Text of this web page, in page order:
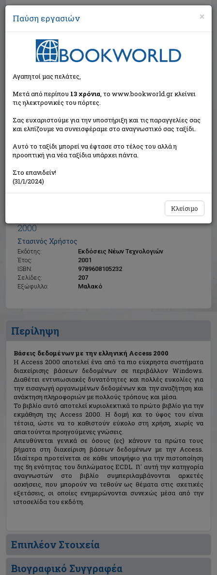
Αναζήτηση
Βάσεις δεδομένων με την ελληνική Access
2000
Στασινός Χρήστος
Εκδότης:
Εκδόσεις Νέων Τεχνολογιών
Έτος:
2001
ISBN:
9789608105232
Σελίδες:
207
Εξώφυλλο:
Μαλακό
Η τιμή μας:
Δεν υπάρχει δυνατότητα παραγγελίας
Περίληψη
Βάσεις δεδομένων με την ελληνική Access 2000
H Access 2000 αποτελεί ένα από τα πιο εύχρηστα συστήματα
διαχείρισης βάσεων δεδομένων σε περιβάλλον Windows.
Διαθέτει εντυπωσιακές δυνατότητες και πολλές ευκολίες για
την εισαγωγή οργανωμένων δεδομένων και την αναζήτηση και
ανάκτηση πληροφοριών με πολλούς τρόπους και μέσα.
Το βιβλίο αυτό αποτελεί κυριολεκτικά το πρώτο βιβλίο για την
εκμάθηση της Access 2000. Η δομή και το ύφος του είναι
τέτοια, ώστε να το καθιστούν εύκολο στη χρήση, χωρίς να
απαιτούνται προηγούμενες γνώσεις.
Απευθύνεται γενικά σε όσους (ες) κάνουν τα πρώτα τους
βήματα στη διαχείριση βάσεων δεδομένων με την Access.
Ιδιαίτερα προτείνεται σε κάθε υποψήφιο για την πιστοποίηση
της 5η ενότητας του διπλώματος ECDL. Γι' αυτή την κατηγορία
αναγνωστών στο βιβλίο συμπεριλαμβάνονται αρκετές
ασκήσεις, που μπορούν να τεθούν ως θέματα στις σχετικές
εξετάσεις, οι οποίες ενημερώνονται συνεχώς μέσα από την
ιστοσελίδα του εκδότη.
Επιπλέον Στοιχεία
Βιογραφικό Συγγραφέα
×
Παύση εργασιών
Αγαπητοί μας πελάτες,
Μετά από περίπου 13 χρόνια, το www.bookworld.gr κλείνει
τις ηλεκτρονικές του πόρτες.
Σας ευχαριστούμε για την υποστήριξη και τις παραγγελίες σας
και ελπίζουμε να συνεισφέραμε στο αναγνωστικό σας ταξίδι.
Αυτό το ταξίδι μπορεί να έφτασε στο τέλος του αλλά η
προοπτική για νέα ταξίδια υπάρχει πάντα.
Στο επανιδείν!
(31/1/2024)
Κλείσιμο